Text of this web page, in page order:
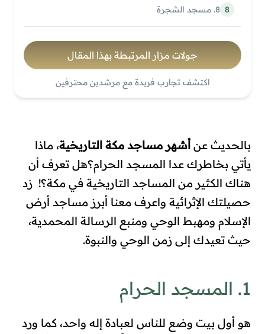
8 8. مسجد الشجرة
جولات مزار المرتبطة بهذا المقال
اكتشف تجارب فريدة مع مرشدين محترفين
بالحديث عن أشهر مساجد مكة التاريخية، ماذا
يأتي بخاطرك عدا المسجد الحرام؟هل تعرف أن
هناك الكثير من المساجد التاريخية في مكة؟! زد
حصيلتك الإثرائية واعرف معنا أبرز مساجد أرض
الإسلام ومهبط الوحي ومنبع الرسالة المحمدية،
حيث تعيدك إلى زمن الوحي والنبوة.
1. المسجد الحرام
هو أول بيت وضع للناس لعبادة إله واحد، كما ورد